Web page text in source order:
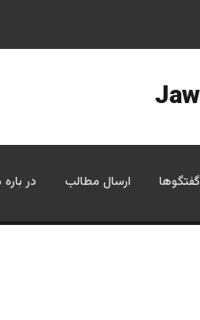
گفتگوها ارسال مطالب در باره